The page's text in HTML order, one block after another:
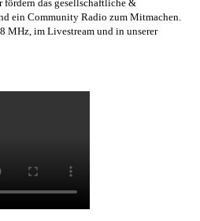
fördern das gesellschaftliche &
ein Community Radio zum Mitmachen.
MHz, im Livestream und in unserer